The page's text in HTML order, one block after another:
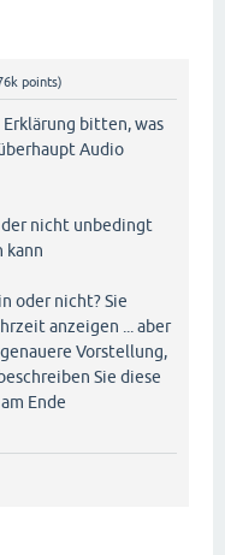
options);
false
"audioReload"
;
Ihr Browser
-
Aktualisierung des
starten
%remain% *
1000);
points)
bitten, was
Audio
der nicht unbedingt
kann
oder nicht? Sie
anzeigen ... aber
Vorstellung,
Sie diese
Ende